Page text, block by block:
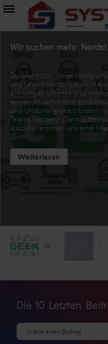
Wir suchen mehr Nerds!
Du bist mobil, zuverlässig
und verantwortungsvoll in
ein junges, offenes und
seinen Mitarbeitern
und Unabhängigkeit bieten
Teams werden? Dann bitten
auszufüllen oder uns eine
Dich i...
Weiterlesen
Die 10 Letzten